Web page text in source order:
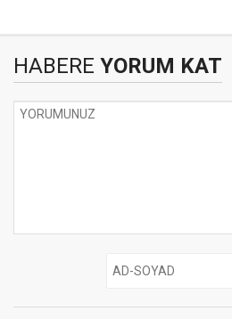
HABERE YORUM KAT